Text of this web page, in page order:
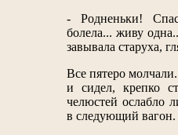
- Родненьки!
болела... живу
завывала старуха,
Все пятеро
и сидел, крепко
челюстей ослабло
в следующий вагон.